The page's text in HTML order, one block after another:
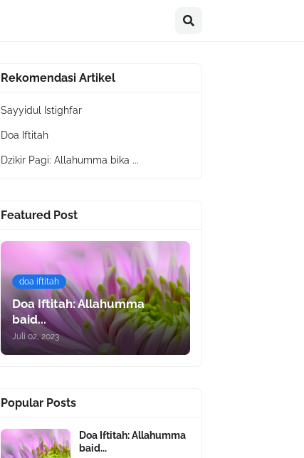
Rekomendasi Artikel
Sayyidul Istighfar
Doa Iftitah
Dzikir Pagi: Allahumma bika ...
Featured Post
doa iftitah
Doa Iftitah: Allahumma
baid...
Juli 02, 2023
Popular Posts
Doa Iftitah: Allahumma
baid...